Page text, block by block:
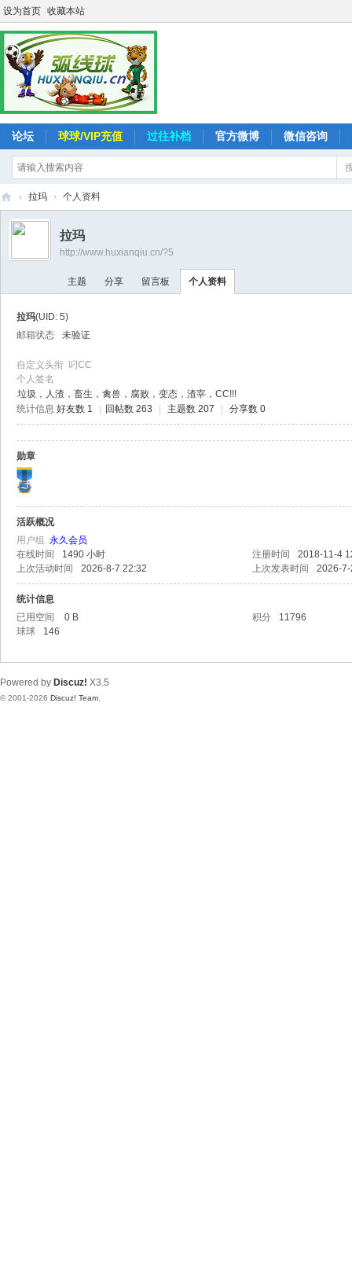
设为首页 收藏本站
论坛 球球/VIP充值 过往补档 官方微博 微信咨询
弧
球
› 拉玛 › 个人资料
拉玛
http://www.huxianqiu.cn/?5
主题 分享 留言板 个人资料
拉玛(UID: 5)
邮箱状态
未验证
自定义头衔 叼CC
个人签名
垃圾，人渣，畜生，禽兽，腐败，变态，渣宰，CC!!!
统计信息 好友数 1 回帖数 263 主题数 207 分享数 0
勋章
活跃概况
用户组 永久会员
在线时间
1490 小时 注册时间
2018-11-4
上次活动时间
2026-8-7 22:32 上次发表时间 2026-
统计信息
已用空间
0 B 积分
11796
球球
146
Powered by Discuz! X3.5
© 2001-2026 Discuz! Team